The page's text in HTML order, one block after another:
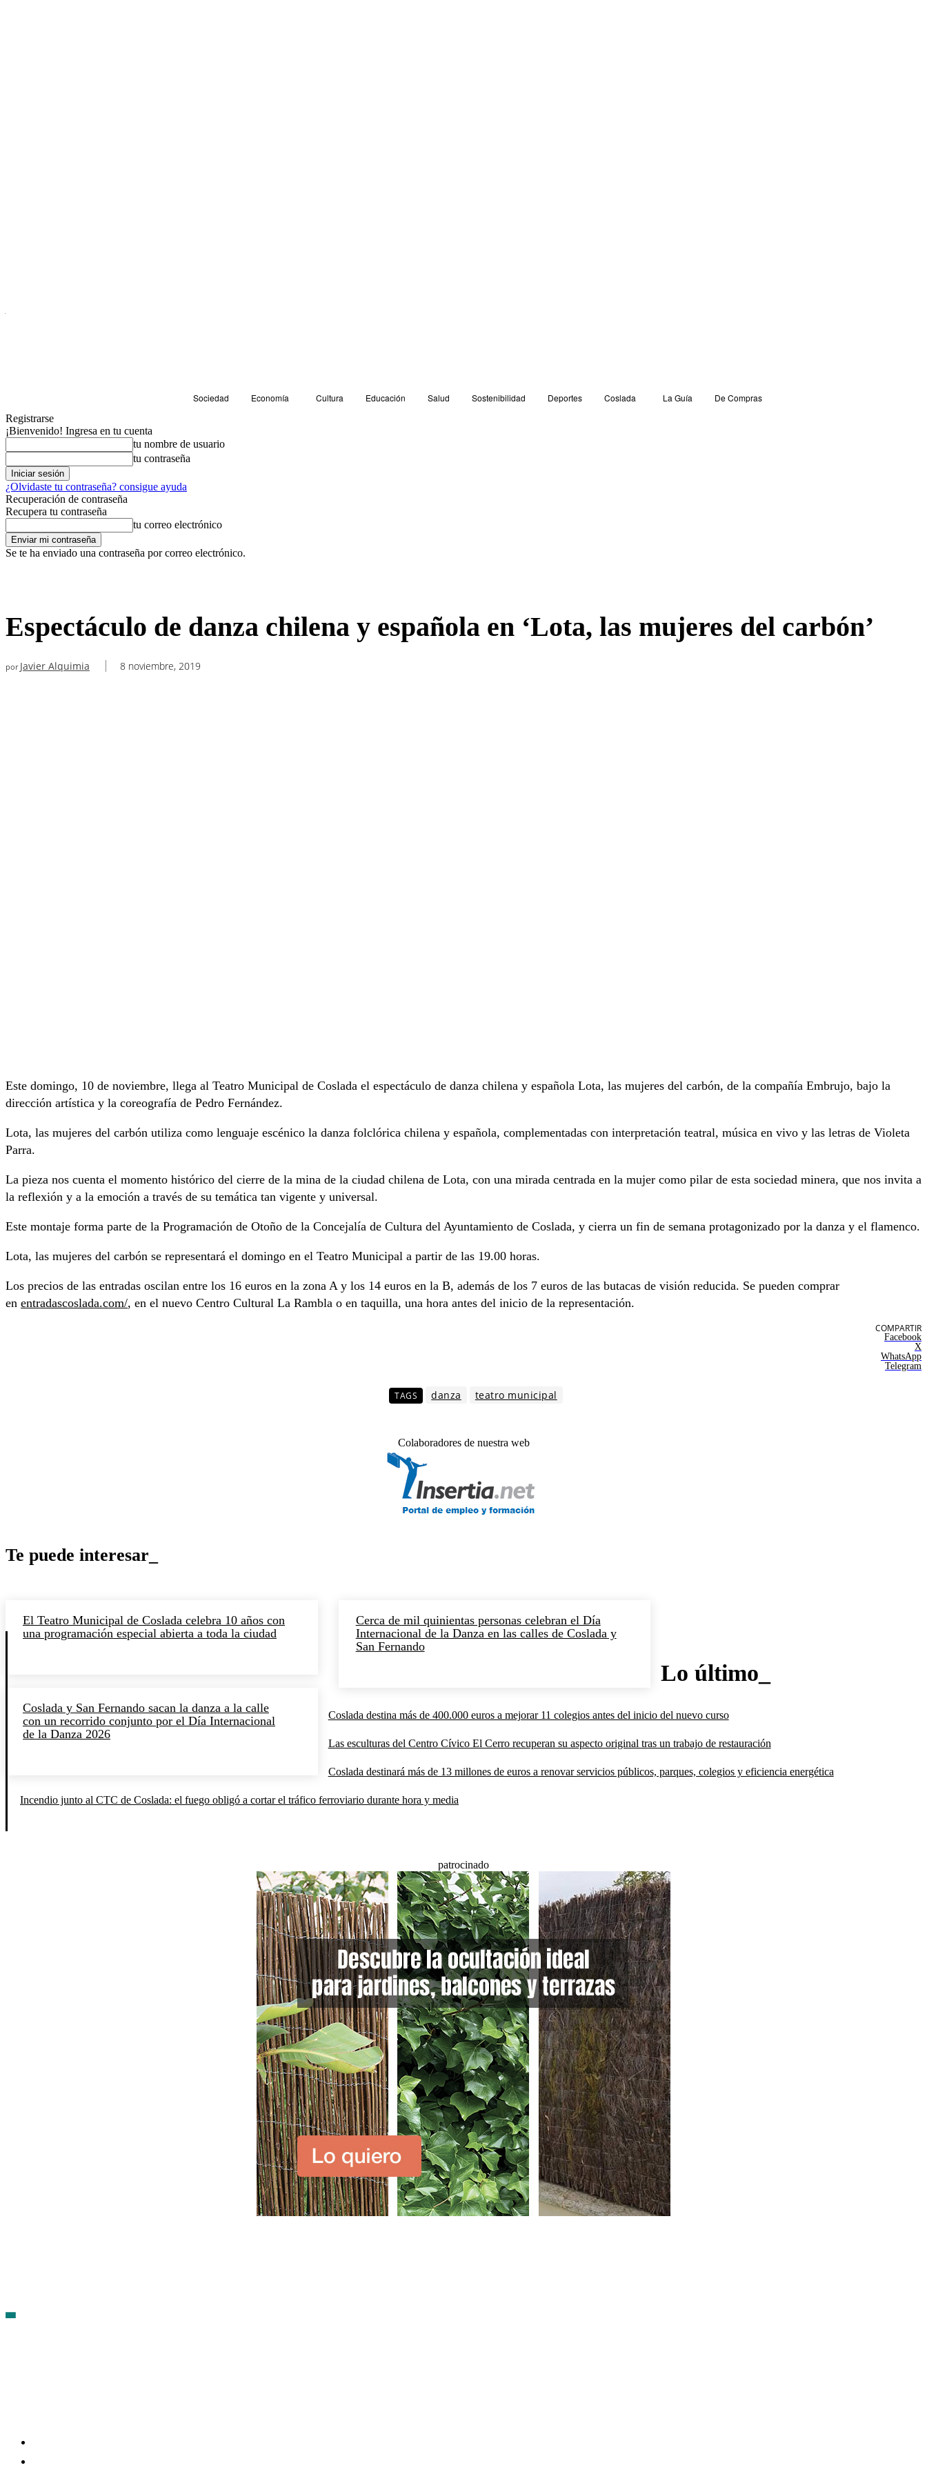
Sociedad Economía Cultura Educación Salud Sostenibilidad Deportes Coslada La Guía
De Compras
Registrarse
¡Bienvenido! Ingresa en tu cuenta
tu nombre de usuario
tu contraseña
¿Olvidaste tu contraseña? consigue ayuda
Recuperación de contraseña
Recupera tu contraseña
tu correo electrónico
Se te ha enviado una contraseña por correo electrónico.
Espectáculo de danza chilena y española en ‘Lota, las mujeres del carbón’
por Javier Alquimia 8 noviembre, 2019
Este domingo, 10 de noviembre, llega al Teatro Municipal de Coslada el espectáculo de danza chilena y española Lota, las mujeres del carbón, de la compañía Embrujo, bajo la
dirección artística y la coreografía de Pedro Fernández.
Lota, las mujeres del carbón utiliza como lenguaje escénico la danza folclórica chilena y española, complementadas con interpretación teatral, música en vivo y las letras de Violeta
Parra.
La pieza nos cuenta el momento histórico del cierre de la mina de la ciudad chilena de Lota, con una mirada centrada en la mujer como pilar de esta sociedad minera, que nos invita a
la reflexión y a la emoción a través de su temática tan vigente y universal.
Este montaje forma parte de la Programación de Otoño de la Concejalía de Cultura del Ayuntamiento de Coslada, y cierra un fin de semana protagonizado por la danza y el flamenco.
Lota, las mujeres del carbón se representará el domingo en el Teatro Municipal a partir de las 19.00 horas.
Los precios de las entradas oscilan entre los 16 euros en la zona A y los 14 euros en la B, además de los 7 euros de las butacas de visión reducida. Se pueden comprar
en entradascoslada.com/, en el nuevo Centro Cultural La Rambla o en taquilla, una hora antes del inicio de la representación.
COMPARTIR
Facebook
X
WhatsApp
Telegram
TAGS danza teatro municipal
Colaboradores de nuestra web
Te puede interesar_
El Teatro Municipal de Coslada celebra 10 años con
una programación especial abierta a toda la ciudad
Cerca de mil quinientas personas celebran el Día
Internacional de la Danza en las calles de Coslada y
San Fernando
Coslada y San Fernando sacan la danza a la calle
con un recorrido conjunto por el Día Internacional
de la Danza 2026
Lo último_
Coslada destina más de 400.000 euros a mejorar 11 colegios antes del inicio del nuevo curso
Las esculturas del Centro Cívico El Cerro recuperan su aspecto original tras un trabajo de restauración
Coslada destinará más de 13 millones de euros a renovar servicios públicos, parques, colegios y eficiencia energética
Incendio junto al CTC de Coslada: el fuego obligó a cortar el tráfico ferroviario durante hora y media
patrocinado